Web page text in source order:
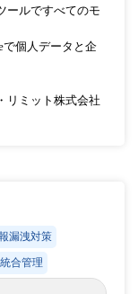
ールですべてのモ
で個人データと企
リミット株式会社
漏洩対策
合管理